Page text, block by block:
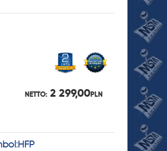
NETTO: 2 299,00PLN